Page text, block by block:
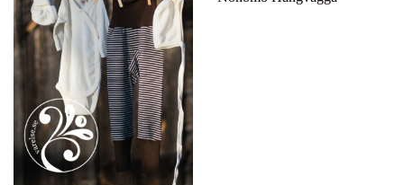
Lägg till i
önskelistan